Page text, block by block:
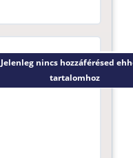
Jelenleg nincs hozzáférésed
tartalomhoz